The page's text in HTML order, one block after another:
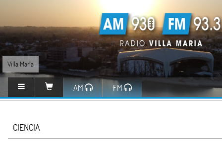
Villa María
AM FM
CIENCIA